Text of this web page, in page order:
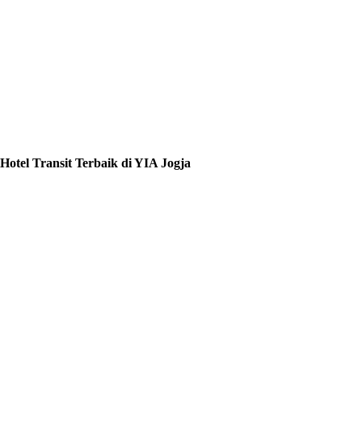
Hotel Transit Terbaik di YIA Jogja